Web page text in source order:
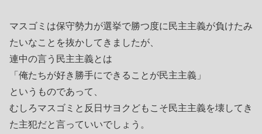
マスゴミは保守勢力が選挙で勝つ度に民主主義が負けたみ
たいなことを抜かしてきましたが、
連中の言う民主主義とは
「俺たちが好き勝手にできることが民主主義」
というものであって、
むしろマスゴミと反日サヨクどもこそ民主主義を壊してき
た主犯だと言っていいでしょう。